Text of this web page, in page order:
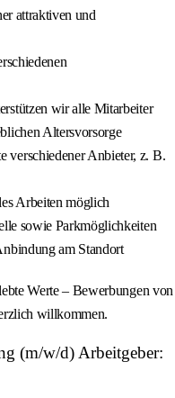
attraktiven und
wir alle Mitarbeiter
Altersvorsorge
verschiedener Anbieter, z. B.
Arbeiten möglich
sowie Parkmöglichkeiten
am Standort
Werte – Bewerbungen von
willkommen.
(m/w/d) Arbeitgeber: